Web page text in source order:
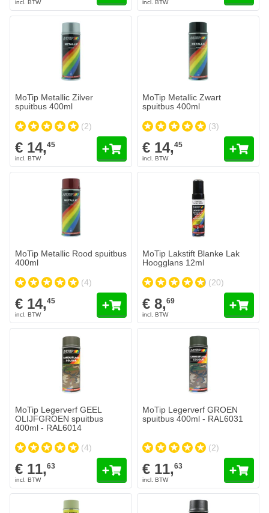
MoTip Metallic Zilver
spuitbus 400ml
(2)
€ 14,45
MoTip Metallic Zwart
spuitbus 400ml
(3)
€ 14,45
MoTip Metallic Rood spuitbus
400ml
(4)
€ 14,45
MoTip Lakstift Blanke Lak
Hoogglans 12ml
(20)
€ 8,69
MoTip Legerverf GEEL
OLIJFGROEN spuitbus
400ml - RAL6014
(4)
€ 11,63
MoTip Legerverf GROEN
spuitbus 400ml - RAL6031
(2)
€ 11,63